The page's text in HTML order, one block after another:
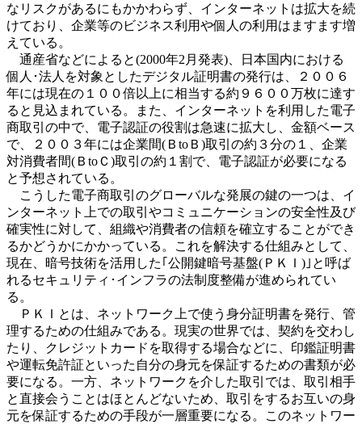
なリスクがあるにもかかわらず、インターネットは拡大を続
けており、企業等のビジネス利用や個人の利用はますます増
えている。
通産省などによると(2000年2月発表)、日本国内における
個人･法人を対象としたデジタル証明書の発行は、２００６
年には現在の１００倍以上に相当する約９６００万枚に達す
ると見込まれている。また、インターネットを利用した電子
商取引の中で、電子認証の役割は急速に拡大し、金額ベース
で、２００３年には企業間(ＢtoＢ)取引の約３分の１、企業
対消費者間(ＢtoＣ)取引の約１割で、電子認証が必要になる
と予想されている。
こうした電子商取引のグローバルな発展の鍵の一つは、イ
ンターネット上での取引やコミュニケーションの安全性及び
確実性に対して、組織や消費者の信頼を確立することができ
るかどうかにかかっている。これを解決する仕組みとして、
現在、暗号技術を活用した｢公開鍵暗号基盤(ＰＫＩ)｣と呼ば
れるセキュリティ･インフラの法制度整備が進められてい
る。
ＰＫＩとは、ネットワーク上で使う身分証明書を発行、管
理するための仕組みである。現実の世界では、契約を交わし
たり、クレジットカードを取得する場合などに、印鑑証明書
や運転免許証といった自分の身元を保証するための書類が必
要になる。一方、ネットワークを介した取引では、取引相手
と直接会うことはほとんどないため、取引をするお互いの身
元を保証するための手段が一層重要になる。このネットワー